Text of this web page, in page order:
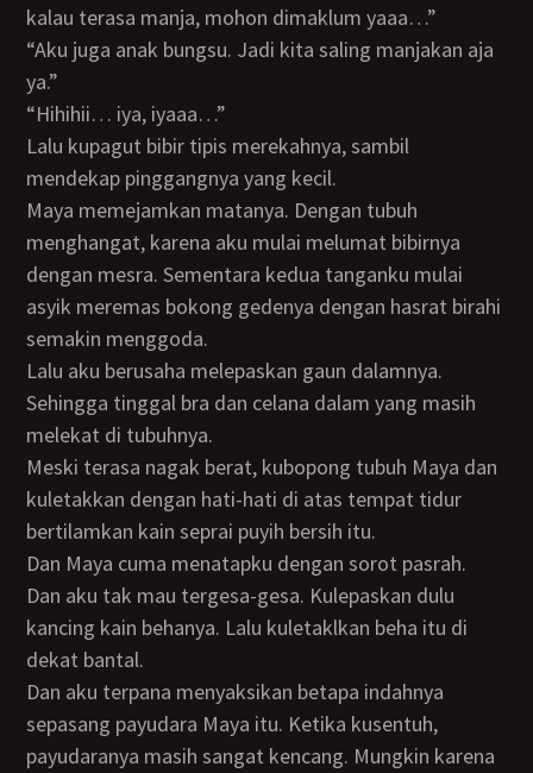
kalau terasa manja, mohon dimaklum yaaa…”
“Aku juga anak bungsu. Jadi kita saling manjakan aja
ya.”
“Hihihii… iya, iyaaa…”
Lalu kupagut bibir tipis merekahnya, sambil
mendekap pinggangnya yang kecil.
Maya memejamkan matanya. Dengan tubuh
menghangat, karena aku mulai melumat bibirnya
dengan mesra. Sementara kedua tanganku mulai
asyik meremas bokong gedenya dengan hasrat birahi
semakin menggoda.
Lalu aku berusaha melepaskan gaun dalamnya.
Sehingga tinggal bra dan celana dalam yang masih
melekat di tubuhnya.
Meski terasa nagak berat, kubopong tubuh Maya dan
kuletakkan dengan hati-hati di atas tempat tidur
bertilamkan kain seprai puyih bersih itu.
Dan Maya cuma menatapku dengan sorot pasrah.
Dan aku tak mau tergesa-gesa. Kulepaskan dulu
kancing kain behanya. Lalu kuletaklkan beha itu di
dekat bantal.
Dan aku terpana menyaksikan betapa indahnya
sepasang payudara Maya itu. Ketika kusentuh,
payudaranya masih sangat kencang. Mungkin karena